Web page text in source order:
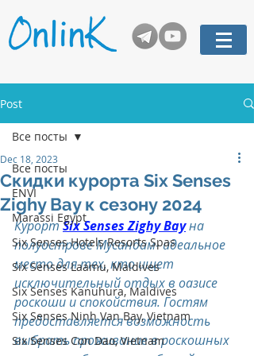
Post
Все посты
ENVI
Marassi Egypt
Six Senses Hotels Resorts Spas
Six Senses Laamu, Maldives
Six Senses Kanuhura, Maldives
Six Senses Ninh Van Bay, Vietnam
Six Senses Con Dao, Vietnam
Все посты
Скидки курорта Six Senses
Zighy Bay к сезону 2024
Dec 18, 2023
КурортSix Senses Zighy Bayна
полуострове Мусандам- идеальное
место для тех, кто ищет
исключительный отдых в оазисе
роскоши и спокойствия. Гостям
предоставляется возможность
выбрать проживание в роскошных